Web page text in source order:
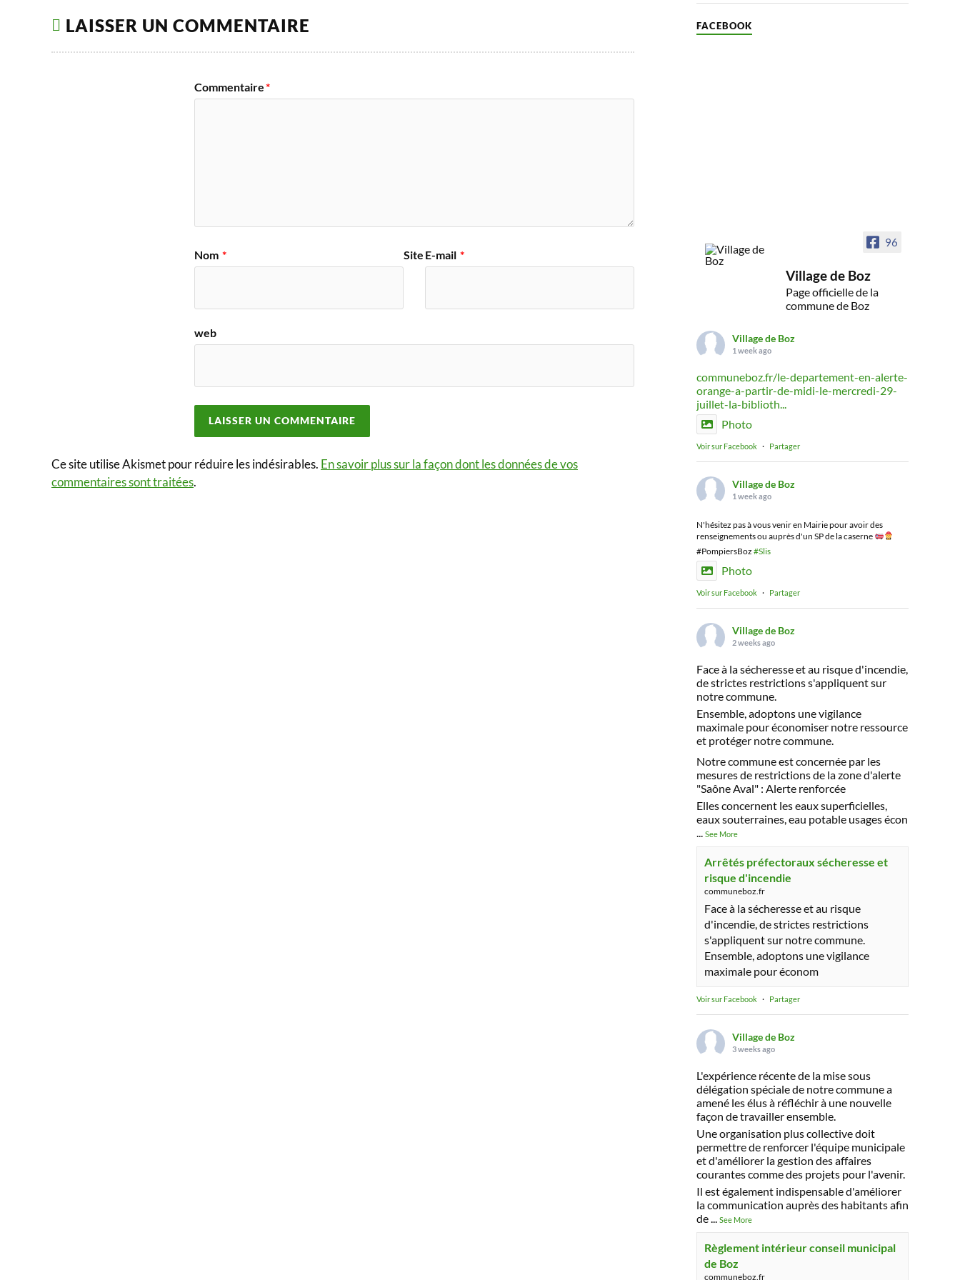
LAISSER UN COMMENTAIRE
Commentaire*
Nom * E-mail *
Site
web
Ce site utilise Akismet pour réduire les indésirables. En savoir plus sur la façon dont les données de vos
commentaires sont traitées.
FACEBOOK
96
Village de Boz
Page officielle de la
commune de Boz
Village de Boz
1 week ago
communeboz.fr/le-departement-en-alerte-
orange-a-partir-de-midi-le-mercredi-29-
juillet-la-biblioth...
Photo
Voir sur Facebook · Partager
Village de Boz
1 week ago
N'hésitez pas à vous venir en Mairie pour avoir des
renseignements ou auprès d'un SP de la caserne
#PompiersBoz #Slis
Photo
Voir sur Facebook · Partager
Village de Boz
2 weeks ago
Face à la sécheresse et au risque d'incendie,
de strictes restrictions s'appliquent sur
notre commune.
Ensemble, adoptons une vigilance
maximale pour économiser notre ressource
et protéger notre commune.
Notre commune est concernée par les
mesures de restrictions de la zone d'alerte
"Saône Aval" : Alerte renforcée
Elles concernent les eaux superficielles,
eaux souterraines, eau potable usages écon
... See More
Arrêtés préfectoraux sécheresse et
risque d'incendie
communeboz.fr
Face à la sécheresse et au risque
d'incendie, de strictes restrictions
s'appliquent sur notre commune.
Ensemble, adoptons une vigilance
maximale pour économ
Voir sur Facebook · Partager
Village de Boz
3 weeks ago
L'expérience récente de la mise sous
délégation spéciale de notre commune a
amené les élus à réfléchir à une nouvelle
façon de travailler ensemble.
Une organisation plus collective doit
permettre de renforcer l'équipe municipale
et d'améliorer la gestion des affaires
courantes comme des projets pour l'avenir.
Il est également indispensable d'améliorer
la communication auprès des habitants afin
de... See More
Règlement intérieur conseil municipal
de Boz
communeboz.fr